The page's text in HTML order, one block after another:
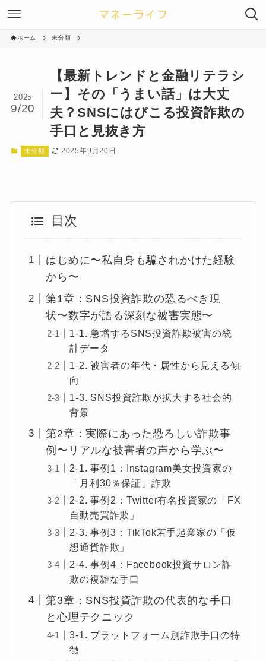
ホーム 未分類
【最新トレンドと金融リテラシ
ー】その「うまい話」は大丈
夫？SNSにはびこる投資詐欺の
手口と見抜き方
2025
9/20
未分類 2025年9月20日
目次
はじめに〜私自身も騙されかけた経験
から〜
第1章：SNS投資詐欺の恐るべき現
状〜数字が語る深刻な被害実態〜
1-1. 急増するSNS投資詐欺被害の統
計データ
1-2. 被害者の年代・属性から見える傾
向
1-3. SNS投資詐欺が拡大する社会的
背景
第2章：実際にあった恐ろしい詐欺事
例〜リアルな被害者の声から学ぶ〜
2-1. 事例1：Instagram美女投資家の
「月利30％保証」詐欺
2-2. 事例2：Twitter有名投資家の「FX
自動売買詐欺」
2-3. 事例3：TikTok若手起業家の「仮
想通貨詐欺」
2-4. 事例4：Facebook投資サロン詐
欺の複雑な手口
第3章：SNS投資詐欺の代表的な手口
と心理テクニック
3-1. プラットフォーム別詐欺手口の特
徴